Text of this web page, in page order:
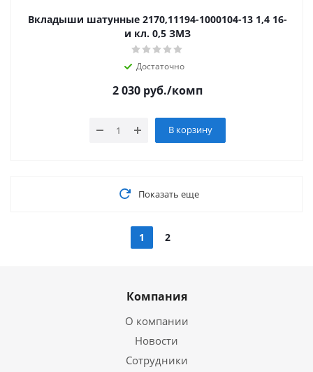
Вкладыши шатунные 2170,11194-1000104-13 1,4 16-
и кл. 0,5 ЗМЗ
Достаточно
2 030руб./комп
В корзину
Показать еще
1 2
Компания
О компании
Новости
Сотрудники